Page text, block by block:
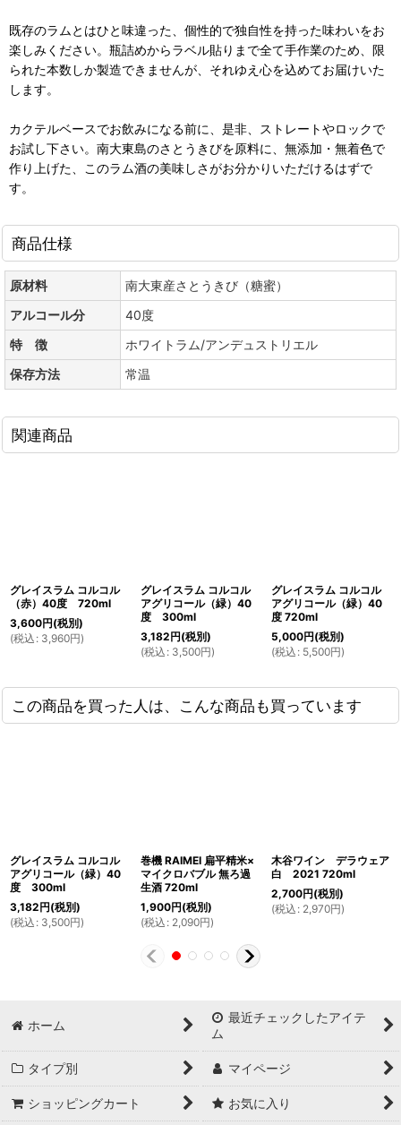
既存のラムとはひと味違った、個性的で独自性を持った味わいをお
楽しみください。瓶詰めからラベル貼りまで全て手作業のため、限
られた本数しか製造できませんが、それゆえ心を込めてお届けいた
します。
カクテルベースでお飲みになる前に、是非、ストレートやロックで
お試し下さい。南大東島のさとうきびを原料に、無添加・無着色で
作り上げた、このラム酒の美味しさがお分かりいただけるはずで
す。
商品仕様
原材料
南大東産さとうきび（糖蜜）
アルコール分
40度
特 徴
ホワイトラム/アンデュストリエル
保存方法
常温
関連商品
グレイスラム コルコル
（赤）40度 720ml
3,600円(税別)
(税込 : 3,960円)
グレイスラム コルコル
アグリコール（緑）40
度 300ml
3,182円(税別)
(税込 : 3,500円)
グレイスラム コルコル
アグリコール（緑）40
度 720ml
5,000円(税別)
(税込 : 5,500円)
この商品を買った人は、こんな商品も買っています
グレイスラム コルコル
アグリコール（緑）40
度 300ml
3,182円(税別)
(税込 : 3,500円)
巻機 RAIMEI 扁平精米×
マイクロバブル 無ろ過
生酒 720ml
1,900円(税別)
(税込 : 2,090円)
木谷ワイン デラウェア
白 2021 720ml
2,700円(税別)
(税込 : 2,970円)
ホーム
最近チェックしたアイテ
ム
タイプ別 マイページ
ショッピングカート お気に入り